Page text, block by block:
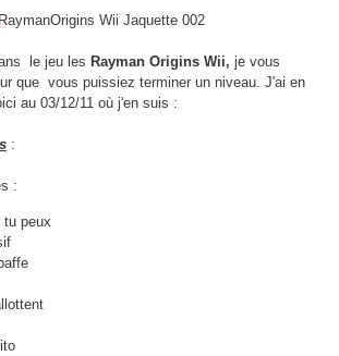
le jeu les Rayman Origins Wii, je vous
que vous puissiez terminer un niveau. J'ai en
au 03/12/11 où j'en suis :
:
:
tu peux